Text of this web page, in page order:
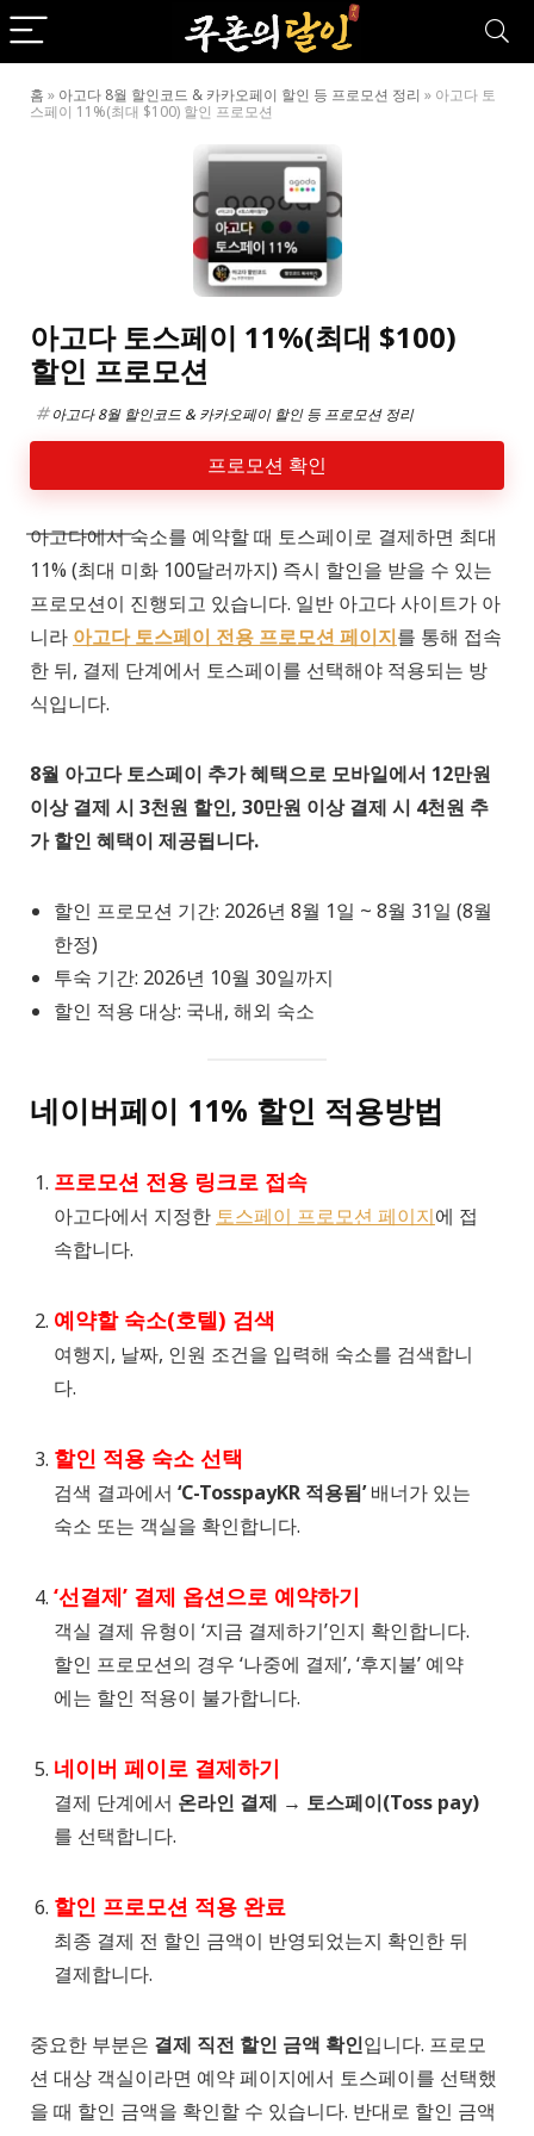
홈 » 아고다 8월 할인코드 & 카카오페이 할인 등 프로모션 정리 » 아고다 토
스페이 11%(최대 $100) 할인 프로모션
아고다 토스페이 11%(최대 $100)
할인 프로모션
아고다 8월 할인코드 & 카카오페이 할인 등 프로모션 정리
프로모션 확인
아고다에서 숙소를 예약할 때 토스페이로 결제하면 최대
11% (최대 미화 100달러까지) 즉시 할인을 받을 수 있는
프로모션이 진행되고 있습니다. 일반 아고다 사이트가 아
니라 아고다 토스페이 전용 프로모션 페이지를 통해 접속
한 뒤, 결제 단계에서 토스페이를 선택해야 적용되는 방
식입니다.
8월 아고다 토스페이 추가 혜택으로 모바일에서 12만원
이상 결제 시 3천원 할인, 30만원 이상 결제 시 4천원 추
가 할인 혜택이 제공됩니다.
할인 프로모션 기간: 2026년 8월 1일 ~ 8월 31일 (8월
한정)
투숙 기간: 2026년 10월 30일까지
할인 적용 대상: 국내, 해외 숙소
네이버페이 11% 할인 적용방법
프로모션 전용 링크로 접속
아고다에서 지정한 토스페이 프로모션 페이지에 접
속합니다.
예약할 숙소(호텔) 검색
여행지, 날짜, 인원 조건을 입력해 숙소를 검색합니
다.
할인 적용 숙소 선택
검색 결과에서 ‘C-TosspayKR 적용됨’배너가 있는
숙소 또는 객실을 확인합니다.
‘선결제’ 결제 옵션으로 예약하기
객실 결제 유형이 ‘지금 결제하기’인지 확인합니다.
할인 프로모션의 경우 ‘나중에 결제’, ‘후지불’ 예약
에는 할인 적용이 불가합니다.
네이버 페이로 결제하기
결제 단계에서 온라인 결제 → 토스페이(Toss pay)
를 선택합니다.
할인 프로모션 적용 완료
최종 결제 전 할인 금액이 반영되었는지 확인한 뒤
결제합니다.
중요한 부분은 결제 직전 할인 금액 확인입니다. 프로모
션 대상 객실이라면 예약 페이지에서 토스페이를 선택했
을 때 할인 금액을 확인할 수 있습니다. 반대로 할인 금액